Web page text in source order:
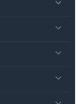



